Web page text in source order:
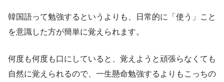
韓国語って勉強するというよりも、日常的に「使う」こと
を意識した方が簡単に覚えられます。
何度も何度も口にしていると、覚えようと頑張らなくても
自然に覚えられるので、一生懸命勉強するよりもこっちの